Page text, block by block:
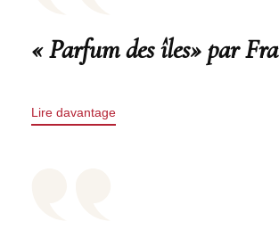
« Parfum des îles» par
Lire davantage